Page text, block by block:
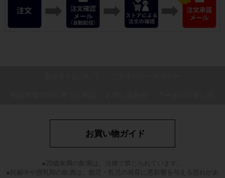
お買い物ガイド
●20歳未満の飲酒は、法律で禁じられています。
●妊娠中や授乳期の飲酒は、胎児・乳児の発育に悪影響を与える恐れがあ